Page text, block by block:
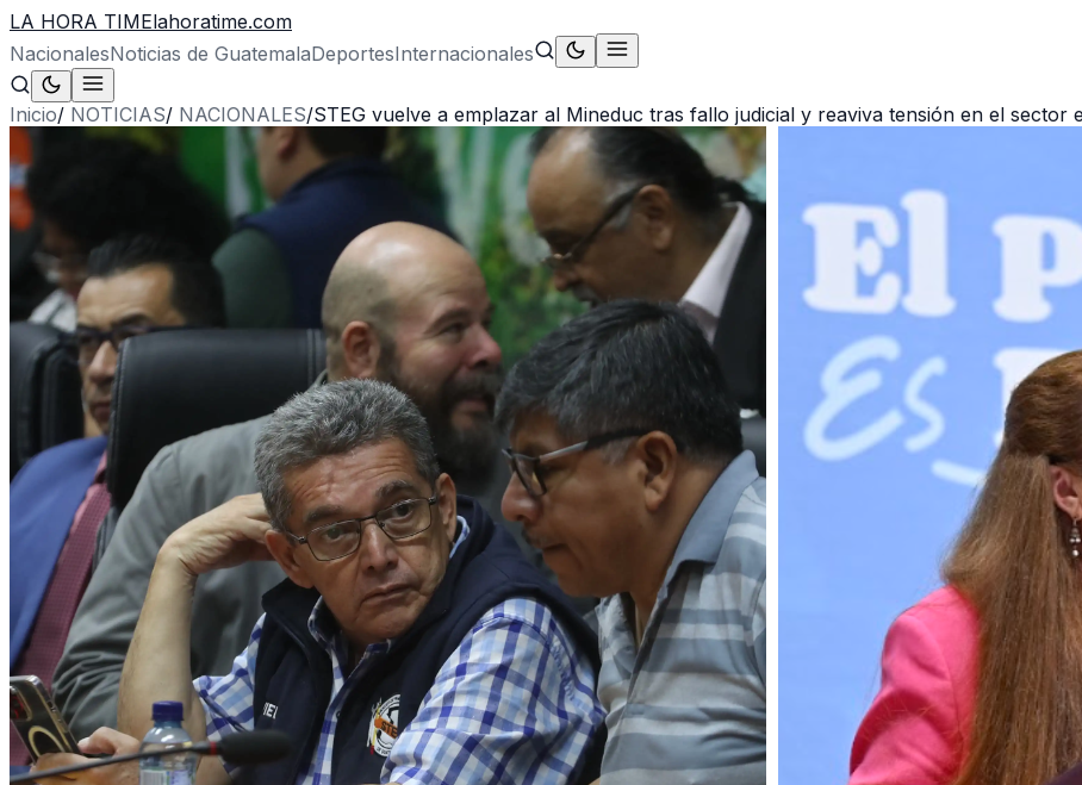
LA HORA TIMElahoratime.com
NacionalesNoticias de GuatemalaDeportesInternacionales
Inicio/ NOTICIAS/ NACIONALES/STEG vuelve a emplazar al Mineduc tras fallo judicial y reaviva tensión en el sector